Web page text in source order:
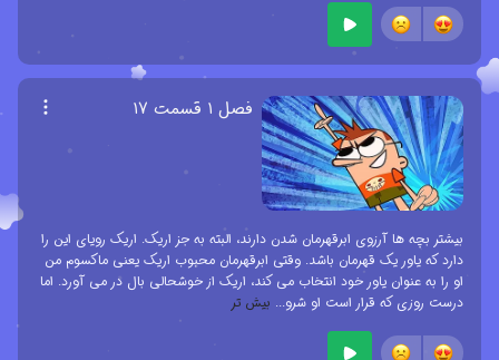
فصل ۱ قسمت ۱۷
بیشتر بچه ها آرزوی ابرقهرمان شدن دارند، البته به جز اریک. اریک رویای این را
دارد که یاور یک قهرمان باشد. وقتی ابرقهرمان محبوب اریک یعنی ماکسوم من
او را به عنوان یاور خود انتخاب می کند، اریک از خوشحالی بال در می آورد. اما
درست روزی که قرار است او شرو... بیش تر